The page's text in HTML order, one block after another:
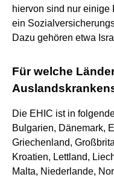
hiervon sind nur einige
ein
Dazu gehören etwa
Für welche
Die EHIC ist in
Bulgarien, Dänemark,
Griechenland,
Kroatien, Lettland,
Malta, Niederlande,